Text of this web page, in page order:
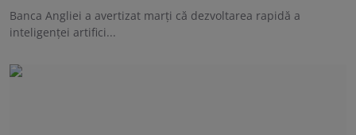
Banca Angliei a avertizat marţi că dezvoltarea rapidă a
inteligenţei artifici...